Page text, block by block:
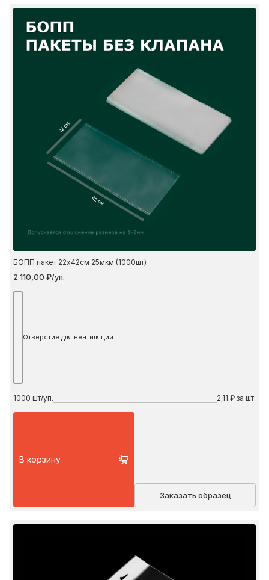
22 см
42 см
БОПП пакет 22х42см 25мкм (1000шт)
2 110,00 ₽/уп.
Отверстие для вентиляции
1000 шт/уп. 2,11 ₽ за шт.
В корзину
Заказать образец